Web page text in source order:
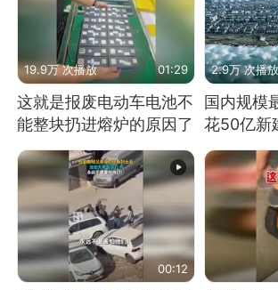
19.9万 次播放 01:29
这就是报废电动车电池不
能整块扔进熔炉的原因了
2.9万 次播放
国内规模
花50亿新
没人住，
00:12